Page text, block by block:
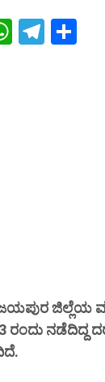
WhatsAppTelegram
ಜಿಲ್ಲೆಯ
ರಂದು ನಡೆದಿದ್ದ